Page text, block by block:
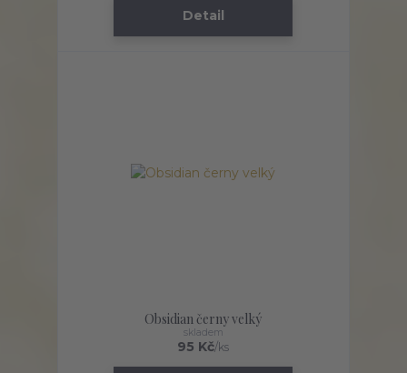
Detail
Obsidian černy velký
95 Kč/ks
skladem